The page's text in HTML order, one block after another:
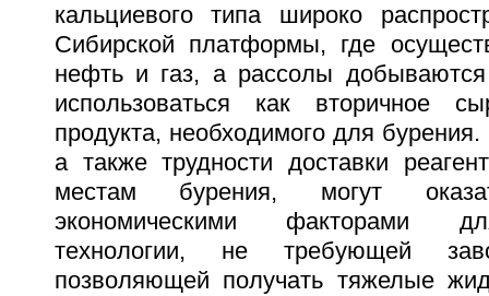
кальциевого типа широко
Сибирской платформы, где
нефть и газ, а рассолы добываются
использоваться как вторичное
продукта, необходимого для бурения.
а также трудности доставки
местам бурения, могут
экономическими факторами
технологии, не требующей
позволяющей получать тяжелые